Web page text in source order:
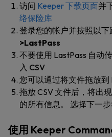
访问 Keeper 下载页面并
络保险库
登录您的帐户并按照以下
>LastPass
不要使用 LastPass 自动
入 CSV
您可以通过将文件拖放
拖放 CSV 文件后，将出
的所有信息。 选择下一
使用 Keeper